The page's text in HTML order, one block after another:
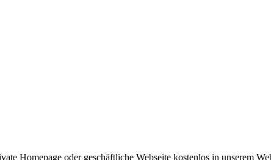
Homepage oder geschäftliche Webseite kostenlos in unserem